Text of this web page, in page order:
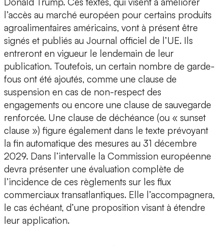
l’accès au marché européen pour certains produits
agroalimentaires américains, vont à présent être
signés et publiés au Journal officiel de l’UE. Ils
entreront en vigueur le lendemain de leur
publication. Toutefois, un certain nombre de garde-
fous ont été ajoutés, comme une clause de
suspension en cas de non-respect des
engagements ou encore une clause de sauvegarde
renforcée. Une clause de déchéance (ou « sunset
clause ») figure également dans le texte prévoyant
la fin automatique des mesures au 31 décembre
2029. Dans l’intervalle la Commission européenne
devra présenter une évaluation complète de
l’incidence de ces règlements sur les flux
commerciaux transatlantiques. Elle l’accompagnera,
le cas échéant, d’une proposition visant à étendre
leur application.